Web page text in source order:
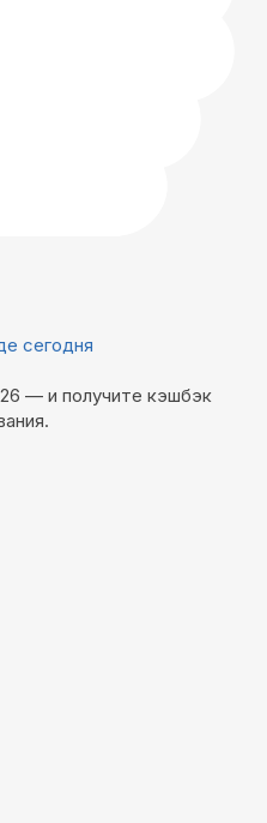
сегодня
— и получите кэшбэк